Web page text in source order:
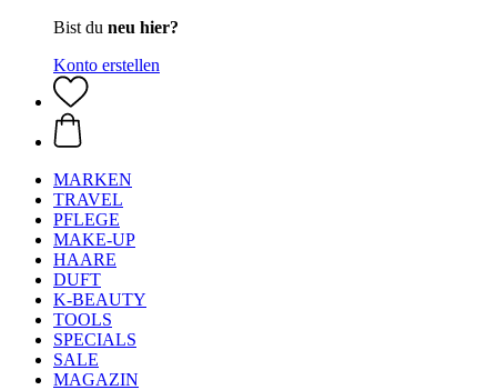
Bist du neu hier?
Konto erstellen
MARKEN
TRAVEL
PFLEGE
MAKE-UP
HAARE
DUFT
K-BEAUTY
TOOLS
SPECIALS
SALE
MAGAZIN